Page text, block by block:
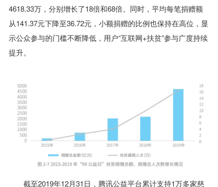
4618.33万，分别增长了18倍和68倍。同时，平均每笔捐赠额
从141.37元下降至36.72元，小额捐赠的比例也保持在高位，显
示公众参与的门槛不断降低，用户“互联网+扶贫”参与广度持续
提升。
截至2019年12月31日，腾讯公益平台累计支持1万多家慈